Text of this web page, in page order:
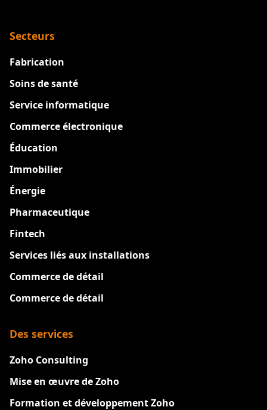
Secteurs
Fabrication
Soins de santé
Service informatique
Commerce électronique
Éducation
Immobilier
Énergie
Pharmaceutique
Fintech
Services liés aux installations
Commerce de détail
Commerce de détail
Des services
Zoho Consulting
Mise en œuvre de Zoho
Formation et développement Zoho